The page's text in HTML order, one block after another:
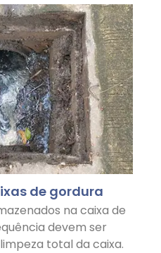
de gordura
na caixa de
devem ser
total da caixa.